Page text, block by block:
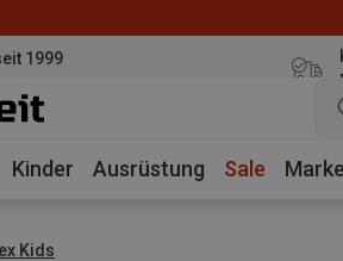
1999
Kinder Ausrüstung Sale
Kids